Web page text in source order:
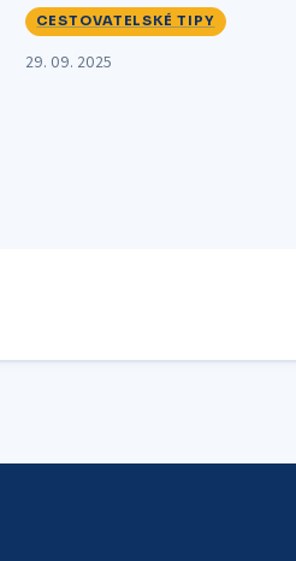
CESTOVATELSKÉ TIPY
29. 09. 2025